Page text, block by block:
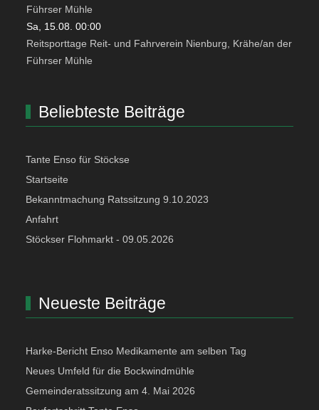
Führser Mühle
Sa, 15.08. 00:00
Reitsporttage Reit- und Fahrverein Nienburg, Krähe/an der
Führser Mühle
Beliebteste Beiträge
Tante Enso für Stöckse
Startseite
Bekanntmachung Ratssitzung 9.10.2023
Anfahrt
Stöckser Flohmarkt - 09.05.2026
Neueste Beiträge
Harke-Bericht Enso Medikamente am selben Tag
Neues Umfeld für die Bockwindmühle
Gemeinderatssitzung am 4. Mai 2026